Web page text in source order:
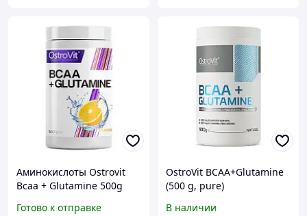
Аминокислоты Ostrovit
Bcaa + Glutamine 500g
Готово к отправке
OstroVit BCAA+Glutamine
(500 g, pure)
В наличии